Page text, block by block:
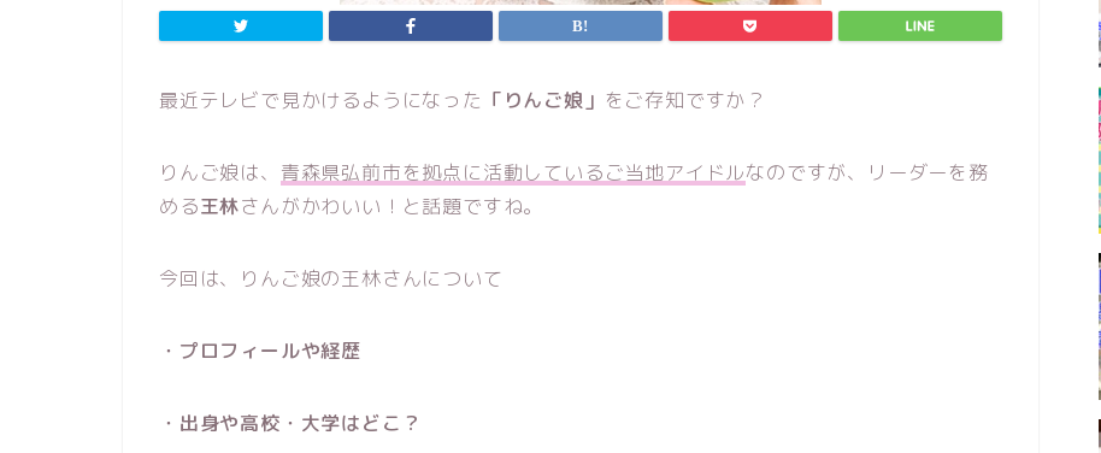
最近テレビで見かけるようになった 「りんご娘」 をご存知ですか？
りんご娘は、 青森県弘前市を拠点に活動しているご当地アイドルなのですが、リーダーを務
める王林さんがかわいい！と話題ですね。
今回は、りんご娘の王林さんについて
・プロフィールや経歴
・出身や高校・大学はどこ？